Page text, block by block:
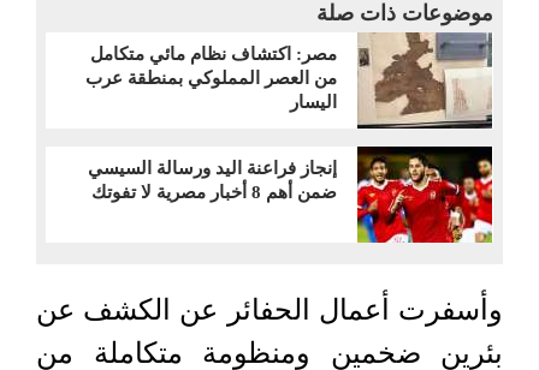
موضوعات ذات صلة
مصر: اكتشاف نظام مائي متكامل
من العصر المملوكي بمنطقة عرب
اليسار
إنجاز فراعنة اليد ورسالة السيسي
ضمن أهم 8 أخبار مصرية لا تفوتك
وأسفرت أعمال الحفائر عن الكشف عن
بئرين ضخمين ومنظومة متكاملة من